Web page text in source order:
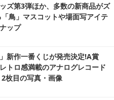
ズ第3弾ほか、多数の新商品がズ
鳥」マスコットや場面写アイテ
ップ
新作一番くじが発売決定!A賞
トロ感満載のアナログレコード
枚目の写真・画像